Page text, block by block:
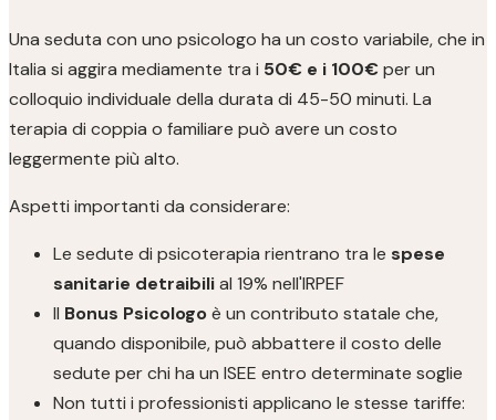
Una seduta con uno psicologo ha un costo variabile, che in
Italia si aggira mediamente tra i 50€ e i 100€ per un
colloquio individuale della durata di 45-50 minuti. La
terapia di coppia o familiare può avere un costo
leggermente più alto.
Aspetti importanti da considerare:
Le sedute di psicoterapia rientrano tra le spese
sanitarie detraibilial 19% nell'IRPEF
Il Bonus Psicologoè un contributo statale che,
quando disponibile, può abbattere il costo delle
sedute per chi ha un ISEE entro determinate soglie
Non tutti i professionisti applicano le stesse tariffe: